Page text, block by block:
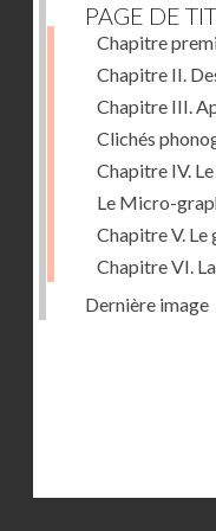
PAGE DE
Chapitre
Chapitre II.
Chapitre III.
Clichés
Chapitre IV.
Le Micro-
Chapitre V.
Chapitre VI.
Dernière image